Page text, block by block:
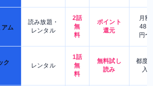
ム
読み放題・
レンタル
2話
無
料
ポイント
還元
月額
480
円〜
ク
レンタル
1話
無
料
無料試し
読み
都度
入